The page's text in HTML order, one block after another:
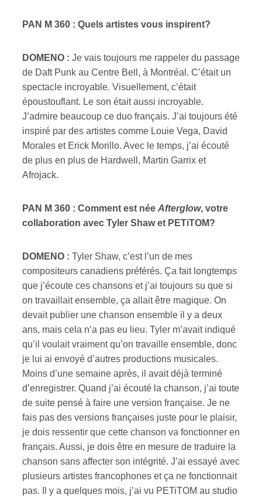
PAN M 360 : Quels artistes vous inspirent?
DOMENO : Je vais toujours me rappeler du passage
de Daft Punk au Centre Bell, à Montréal. C’était un
spectacle incroyable. Visuellement, c’était
époustouflant. Le son était aussi incroyable.
J’admire beaucoup ce duo français. J’ai toujours été
inspiré par des artistes comme Louie Vega, David
Morales et Erick Morillo. Avec le temps, j’ai écouté
de plus en plus de Hardwell, Martin Garrix et
Afrojack.
PAN M 360 : Comment est née Afterglow, votre
collaboration avec Tyler Shaw et PETiTOM?
DOMENO : Tyler Shaw, c’est l’un de mes
compositeurs canadiens préférés. Ça fait longtemps
que j’écoute ces chansons et j’ai toujours su que si
on travaillait ensemble, ça allait être magique. On
devait publier une chanson ensemble il y a deux
ans, mais cela n’a pas eu lieu. Tyler m’avait indiqué
qu’il voulait vraiment qu’on travaille ensemble, donc
je lui ai envoyé d’autres productions musicales.
Moins d’une semaine après, il avait déjà terminé
d’enregistrer. Quand j’ai écouté la chanson, j’ai toute
de suite pensé à faire une version française. Je ne
fais pas des versions françaises juste pour le plaisir,
je dois ressentir que cette chanson va fonctionner en
français. Aussi, je dois être en mesure de traduire la
chanson sans affecter son intégrité. J’ai essayé avec
plusieurs artistes francophones et ça ne fonctionnait
pas. Il y a quelques mois, j’ai vu PETiTOM au studio